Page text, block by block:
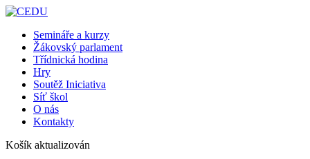
Semináře a kurzy
Žákovský parlament
Třídnická hodina
Hry
Soutěž Iniciativa
Síť škol
O nás
Kontakty
Košík aktualizován